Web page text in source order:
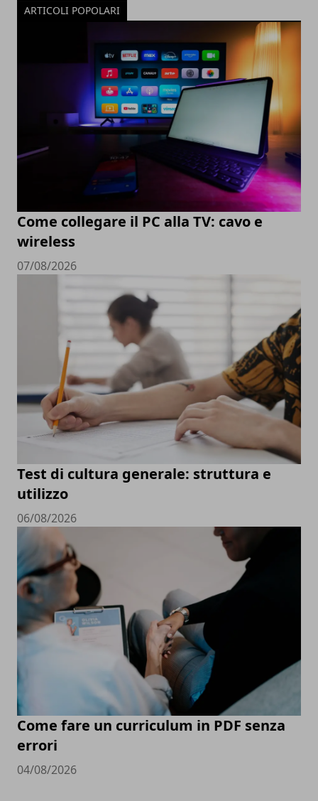
ARTICOLI POPOLARI
Come collegare il PC alla TV: cavo e
wireless
07/08/2026
Test di cultura generale: struttura e
utilizzo
06/08/2026
Come fare un curriculum in PDF senza
errori
04/08/2026